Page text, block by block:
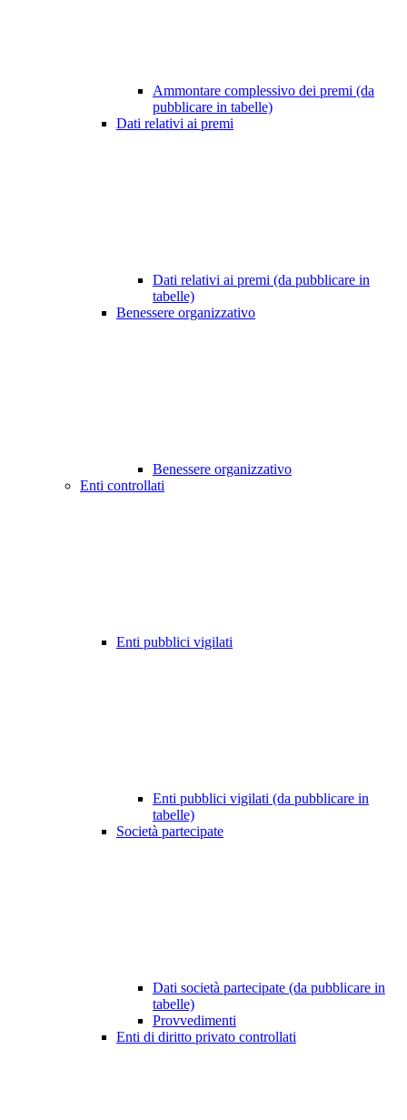
Ammontare complessivo dei premi (da
pubblicare in tabelle)
Dati relativi ai premi
Dati relativi ai premi (da pubblicare in
tabelle)
Benessere organizzativo
Benessere organizzativo
Enti controllati
Enti pubblici vigilati
Enti pubblici vigilati (da pubblicare in
tabelle)
Società partecipate
Dati società partecipate (da pubblicare in
tabelle)
Provvedimenti
Enti di diritto privato controllati